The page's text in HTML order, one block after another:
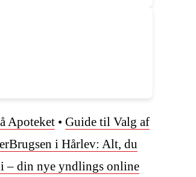
Apoteket • Guide til Valg af
i Hårlev: Alt, du
– din nye yndlings online